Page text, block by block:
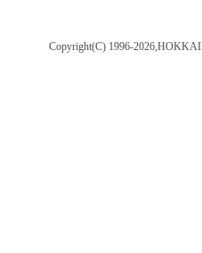
Copyright(C) 1996-